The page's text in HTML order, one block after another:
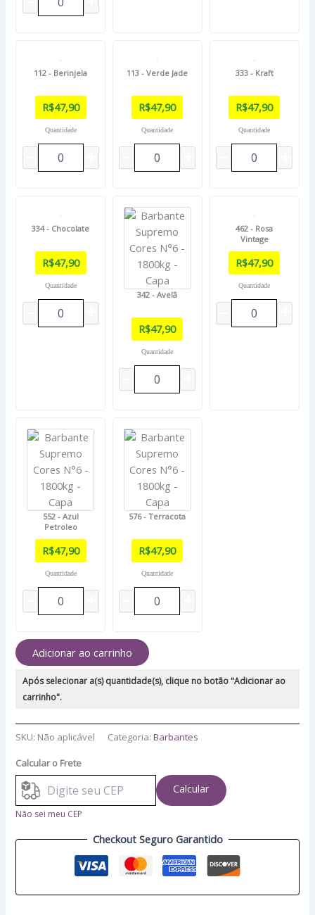
112 - Berinjela
R$47,90
Quantidade
113 - Verde Jade
R$47,90
Quantidade
333 - Kraft
R$47,90
Quantidade
334 - Chocolate
R$47,90
Quantidade
342 - Avelã
R$47,90
Quantidade
462 - Rosa
Vintage
R$47,90
Quantidade
552 - Azul
Petroleo
R$47,90
Quantidade
576 - Terracota
R$47,90
Quantidade
Adicionar ao carrinho
Após selecionar a(s) quantidade(s), clique no botão "Adicionar ao
carrinho".
SKU: Não aplicável Categoria:Barbantes
Calcular o Frete
Calcular
Não sei meu CEP
Checkout Seguro Garantido